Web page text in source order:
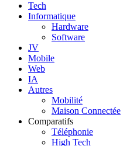
Tech
Informatique
Hardware
Software
JV
Mobile
Web
IA
Autres
Mobilité
Maison Connectée
Comparatifs
Téléphonie
High Tech